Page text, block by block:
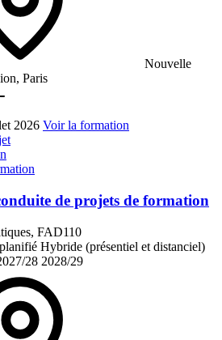
Nouvelle
Paris
2026 Voir la formation
de projets de formation
FAD110
Hybride (présentiel et distanciel)
28 2028/29